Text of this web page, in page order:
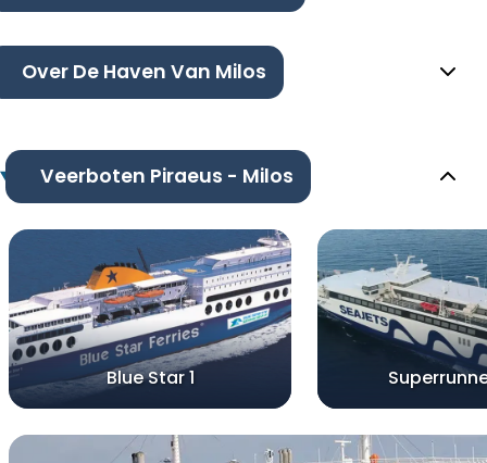
Over De Haven Van Milos
Veerboten Piraeus - Milos
Blue Star 1